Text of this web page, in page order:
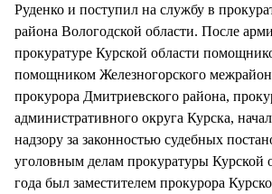
Руденко и поступил на службу в
района Вологодской области. После
прокуратуре Курской области
помощником Железногорского
прокурора Дмитриевского района,
административного округа Курска,
надзору за законностью судебных
уголовным делам прокуратуры Курской
года был заместителем прокурора